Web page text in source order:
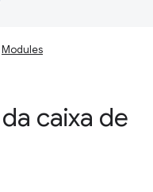
Modules
caixa de